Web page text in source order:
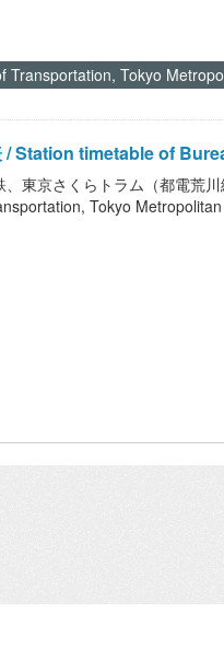
Transportation, Tokyo
/ Station timetable of
東京さくらトラム（都電荒
Tokyo